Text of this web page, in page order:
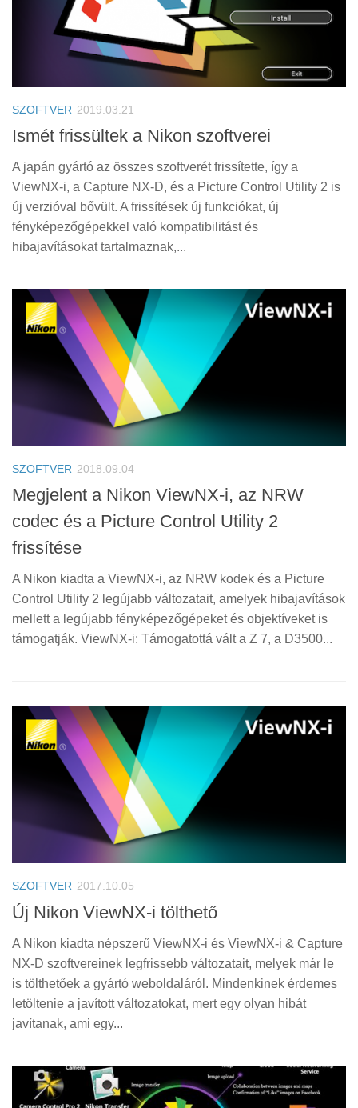
SZOFTVER 2019.03.21
Ismét frissültek a Nikon szoftverei
A japán gyártó az összes szoftverét frissítette, így a
ViewNX-i, a Capture NX-D, és a Picture Control Utility 2 is
új verzióval bővült. A frissítések új funkciókat, új
fényképezőgépekkel való kompatibilitást és
hibajavításokat tartalmaznak,...
SZOFTVER 2018.09.04
Megjelent a Nikon ViewNX-i, az NRW
codec és a Picture Control Utility 2
frissítése
A Nikon kiadta a ViewNX-i, az NRW kodek és a Picture
Control Utility 2 legújabb változatait, amelyek hibajavítások
mellett a legújabb fényképezőgépeket és objektíveket is
támogatják. ViewNX-i: Támogatottá vált a Z 7, a D3500...
SZOFTVER 2017.10.05
Új Nikon ViewNX-i tölthető
A Nikon kiadta népszerű ViewNX-i és ViewNX-i & Capture
NX-D szoftvereinek legfrissebb változatait, melyek már le
is tölthetőek a gyártó weboldaláról. Mindenkinek érdemes
letöltenie a javított változatokat, mert egy olyan hibát
javítanak, ami egy...